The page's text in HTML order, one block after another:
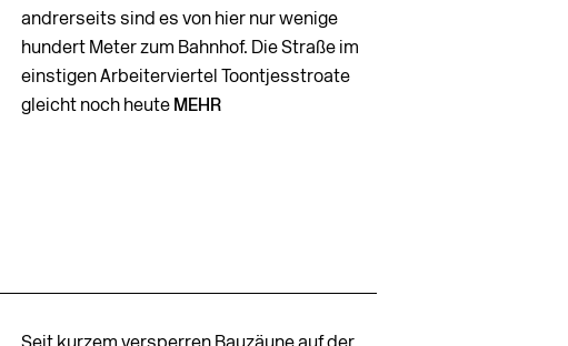
andrerseits sind es von hier nur wenige
hundert Meter zum Bahnhof. Die Straße im
eins­tigen Arbeiterviertel Toontjesstroate
gleicht noch heute MEHR